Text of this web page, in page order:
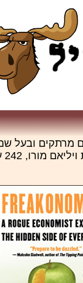
מרתקים
242 עמודים).